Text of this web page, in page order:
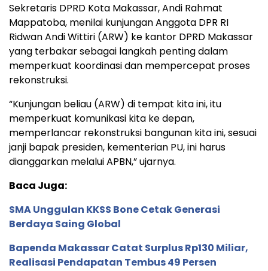
Sekretaris DPRD Kota Makassar, Andi Rahmat
Mappatoba, menilai kunjungan Anggota DPR RI
Ridwan Andi Wittiri (ARW) ke kantor DPRD Makassar
yang terbakar sebagai langkah penting dalam
memperkuat koordinasi dan mempercepat proses
rekonstruksi.
“Kunjungan beliau (ARW) di tempat kita ini, itu
memperkuat komunikasi kita ke depan,
memperlancar rekonstruksi bangunan kita ini, sesuai
janji bapak presiden, kementerian PU, ini harus
dianggarkan melalui APBN,” ujarnya.
Baca Juga:
SMA Unggulan KKSS Bone Cetak Generasi
Berdaya Saing Global
Bapenda Makassar Catat Surplus Rp130 Miliar,
Realisasi Pendapatan Tembus 49 Persen